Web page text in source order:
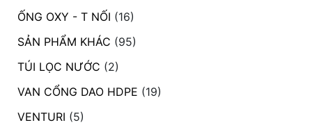
ỐNG OXY - T NỐI (16)
SẢN PHẨM KHÁC (95)
TÚI LỌC NƯỚC (2)
VAN CỔNG DAO HDPE (19)
VENTURI (5)